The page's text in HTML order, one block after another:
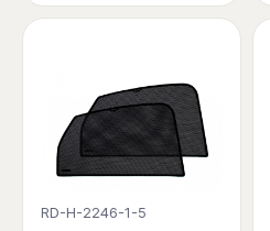
RD-H-2246-1-5